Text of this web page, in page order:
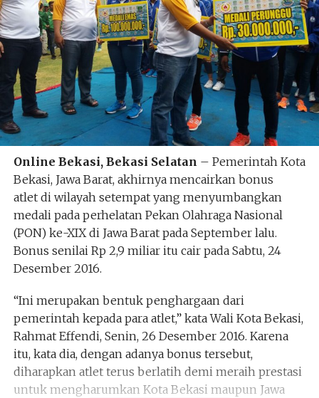
Online Bekasi, Bekasi Selatan – Pemerintah Kota
Bekasi, Jawa Barat, akhirnya mencairkan bonus
atlet di wilayah setempat yang menyumbangkan
medali pada perhelatan Pekan Olahraga Nasional
(PON) ke-XIX di Jawa Barat pada September lalu.
Bonus senilai Rp 2,9 miliar itu cair pada Sabtu, 24
Desember 2016.
“Ini merupakan bentuk penghargaan dari
pemerintah kepada para atlet,” kata Wali Kota Bekasi,
Rahmat Effendi, Senin, 26 Desember 2016. Karena
itu, kata dia, dengan adanya bonus tersebut,
diharapkan atlet terus berlatih demi meraih prestasi
untuk mengharumkan Kota Bekasi maupun Jawa